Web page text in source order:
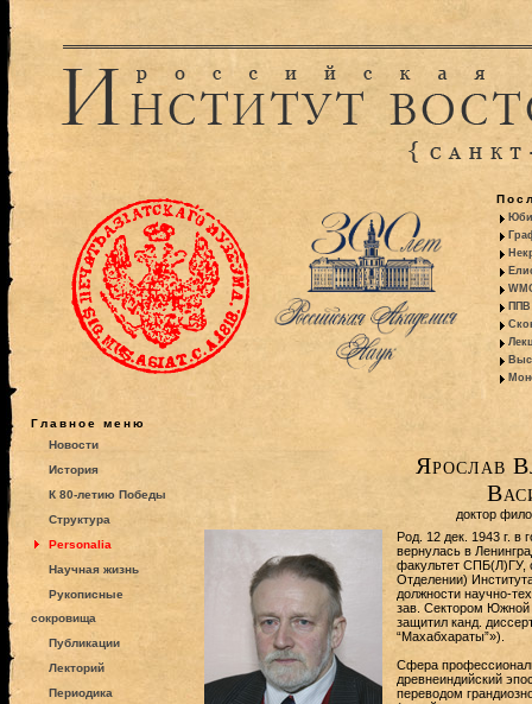
ППВ
Главное меню
Новости
История
К 80-летию Победы
Структура
Personalia
Научная жизнь
Рукописные
сокровища
Публикации
Лекторий
Периодика
Ярослав
доктор
Род. 12 дек. 1943 г. в
вернулась в
факультет СПБ(Л)ГУ,
Отделении)
должности научно-
зав. Сектором Южной
защитил канд.
“Махабхараты”»).
Сфера
древнеиндийский
переводом